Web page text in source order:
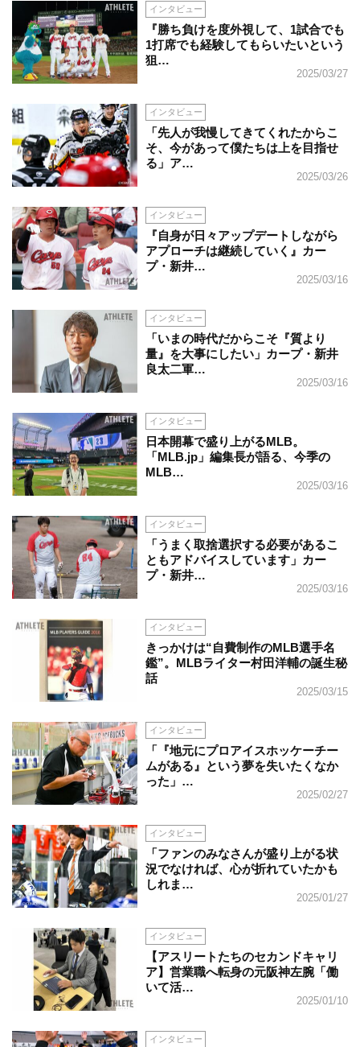
インタビュー
『勝ち負けを度外視して、1試合でも
1打席でも経験してもらいたいという
狙…
2025/03/27
インタビュー
「先人が我慢してきてくれたからこ
そ、今があって僕たちは上を目指せ
る」ア…
2025/03/26
インタビュー
『自身が日々アップデートしながら
アプローチは継続していく』カー
プ・新井…
2025/03/16
インタビュー
「いまの時代だからこそ『質より
量』を大事にしたい」カープ・新井
良太二軍…
2025/03/16
インタビュー
日本開幕で盛り上がるMLB。
「MLB.jp」編集長が語る、今季の
MLB…
2025/03/16
インタビュー
「うまく取捨選択する必要があるこ
ともアドバイスしています」カー
プ・新井…
2025/03/16
インタビュー
きっかけは“自費制作のMLB選手名
鑑”。MLBライター村田洋輔の誕生秘
話
2025/03/15
インタビュー
「『地元にプロアイスホッケーチー
ムがある』という夢を失いたくなか
った」…
2025/02/27
インタビュー
「ファンのみなさんが盛り上がる状
況でなければ、心が折れていたかも
しれま…
2025/01/27
インタビュー
【アスリートたちのセカンドキャリ
ア】営業職へ転身の元阪神左腕「働
いて活…
2025/01/10
インタビュー